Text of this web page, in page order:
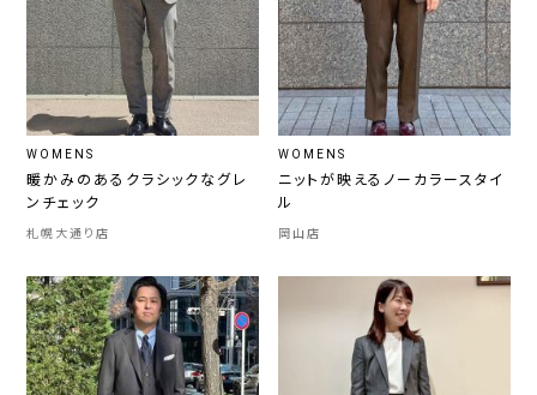
WOMENS
暖かみのあるクラシックなグレ
ンチェック
札幌大通り店
WOMENS
ニットが映えるノーカラースタイ
ル
岡山店